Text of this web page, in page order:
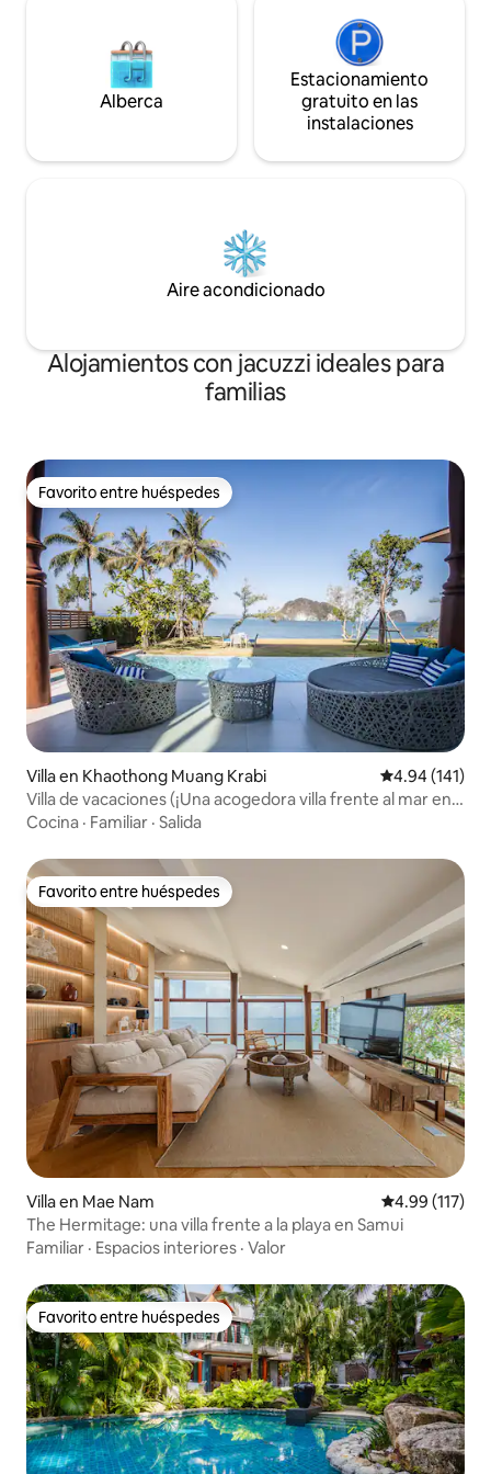
Alberca
Estacionamiento
gratuito en las
instalaciones
Aire acondicionado
Alojamientos con jacuzzi ideales para
familias
Favorito entre huéspedes
Favorito entre huéspedes
Villa en Khaothong Muang Krabi Calificación
4.94 (141)
Villa de vacaciones (¡Una acogedora villa frente al mar en
Krabi!)
Cocina · Familiar · Salida
Favorito entre huéspedes
Favorito entre huéspedes
Villa en Mae Nam Calificación
4.99 (117)
The Hermitage: una villa frente a la playa en Samui
Familiar · Espacios interiores · Valor
Favorito entre huéspedes
Favorito entre huéspedes